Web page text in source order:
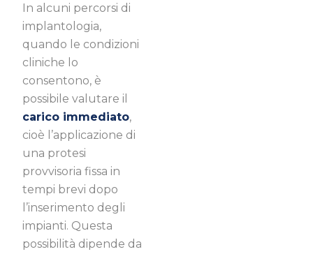
In alcuni percorsi di
implantologia,
quando le condizioni
cliniche lo
consentono, è
possibile valutare il
carico immediato,
cioè l’applicazione di
una protesi
provvisoria fissa in
tempi brevi dopo
l’inserimento degli
impianti. Questa
possibilità dipende da